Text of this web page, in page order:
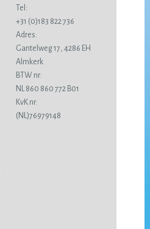
Tel:
+31 (0)183 822 736
Adres:
Gantelweg 17, 4286 EH
Almkerk
BTW nr:
NL 860 860 772 B01
KvK nr:
(NL)76979148